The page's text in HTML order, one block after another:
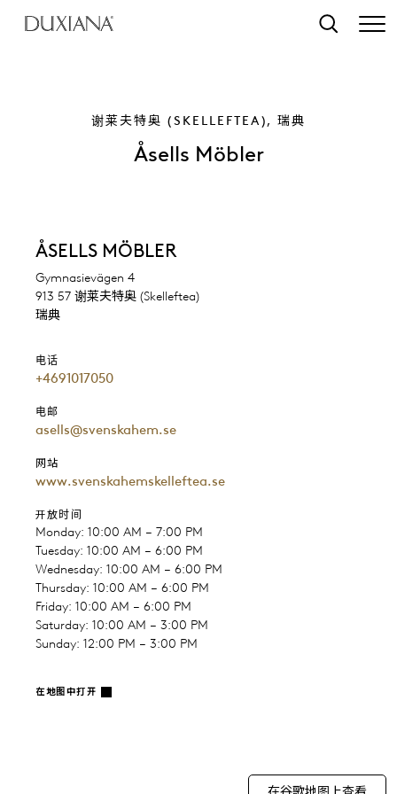
搜索
谢莱夫特奥 (SKELLEFTEA), 瑞典
Åsells Möbler
ÅSELLS MÖBLER
Gymnasievägen 4
913 57 谢莱夫特奥 (Skelleftea)
瑞典
电话
+4691017050
电邮
asells@svenskahem.se
网站
www.svenskahemskelleftea.se
开放时间
Monday: 10:00 AM – 7:00 PM
Tuesday: 10:00 AM – 6:00 PM
Wednesday: 10:00 AM – 6:00 PM
Thursday: 10:00 AM – 6:00 PM
Friday: 10:00 AM – 6:00 PM
Saturday: 10:00 AM – 3:00 PM
Sunday: 12:00 PM – 3:00 PM
在地图中打开